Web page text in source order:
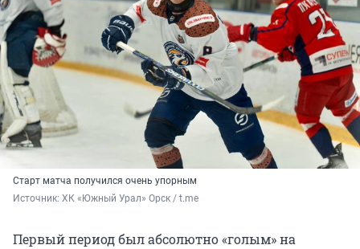
Старт матча получился очень упорным
Источник: ХК «Южный Урал» Орск / t.me
Первый период был абсолютно «голым» на